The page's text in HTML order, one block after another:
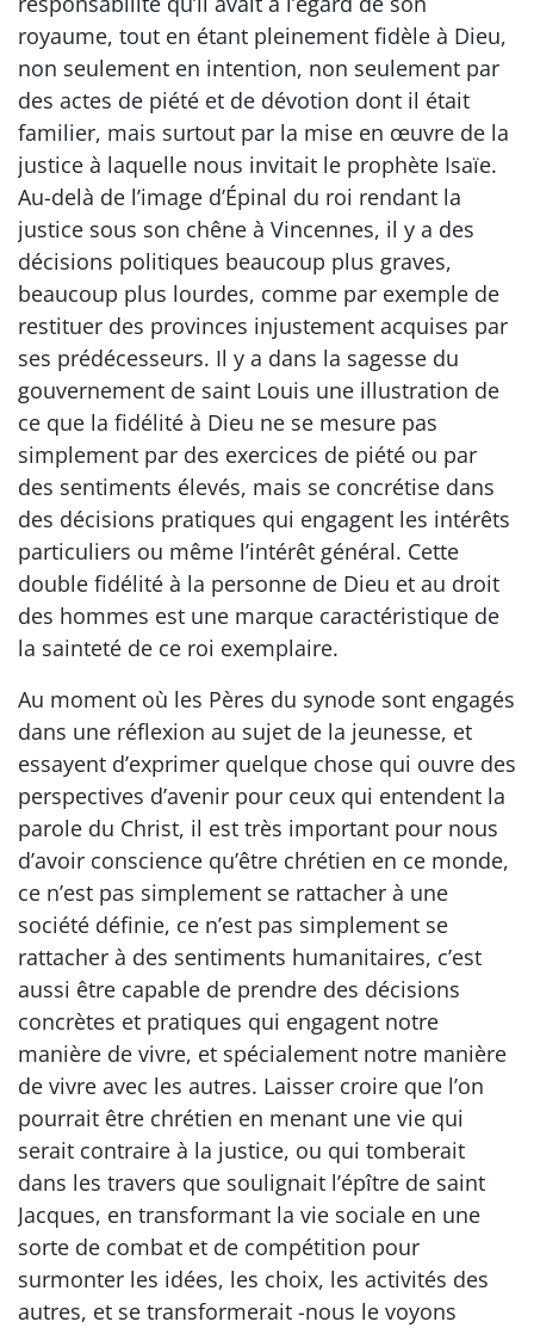
royaume, tout en étant pleinement fidèle à Dieu,
non seulement en intention, non seulement par
des actes de piété et de dévotion dont il était
familier, mais surtout par la mise en œuvre de la
justice à laquelle nous invitait le prophète Isaïe.
Au-delà de l’image d’Épinal du roi rendant la
justice sous son chêne à Vincennes, il y a des
décisions politiques beaucoup plus graves,
beaucoup plus lourdes, comme par exemple de
restituer des provinces injustement acquises par
ses prédécesseurs. Il y a dans la sagesse du
gouvernement de saint Louis une illustration de
ce que la fidélité à Dieu ne se mesure pas
simplement par des exercices de piété ou par
des sentiments élevés, mais se concrétise dans
des décisions pratiques qui engagent les intérêts
particuliers ou même l’intérêt général. Cette
double fidélité à la personne de Dieu et au droit
des hommes est une marque caractéristique de
la sainteté de ce roi exemplaire.
Au moment où les Pères du synode sont engagés
dans une réflexion au sujet de la jeunesse, et
essayent d’exprimer quelque chose qui ouvre des
perspectives d’avenir pour ceux qui entendent la
parole du Christ, il est très important pour nous
d’avoir conscience qu’être chrétien en ce monde,
ce n’est pas simplement se rattacher à une
société définie, ce n’est pas simplement se
rattacher à des sentiments humanitaires, c’est
aussi être capable de prendre des décisions
concrètes et pratiques qui engagent notre
manière de vivre, et spécialement notre manière
de vivre avec les autres. Laisser croire que l’on
pourrait être chrétien en menant une vie qui
serait contraire à la justice, ou qui tomberait
dans les travers que soulignait l’épître de saint
Jacques, en transformant la vie sociale en une
sorte de combat et de compétition pour
surmonter les idées, les choix, les activités des
autres, et se transformerait -nous le voyons